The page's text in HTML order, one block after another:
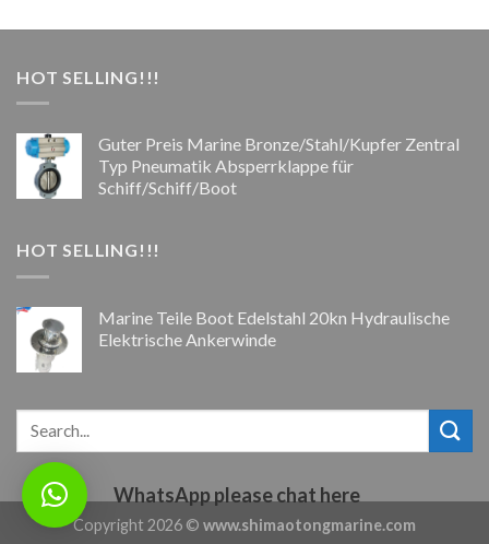
HOT SELLING!!!
Guter Preis Marine Bronze/Stahl/Kupfer Zentral
Typ Pneumatik Absperrklappe für
Schiff/Schiff/Boot
HOT SELLING!!!
Marine Teile Boot Edelstahl 20kn Hydraulische
Elektrische Ankerwinde
Copyright 2026 © www.shimaotongmarine.com
WhatsApp please chat here